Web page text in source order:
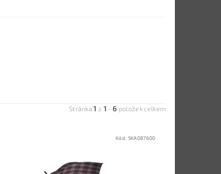
Stránka1 z 1 -6 položek celkem
Kód: 5KA087600